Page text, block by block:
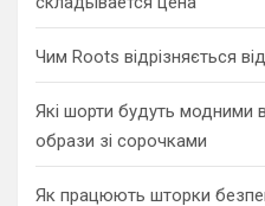
Чим Roots відрізняється
Які шорти будуть модними
образи зі сорочками
Як працюють шторки